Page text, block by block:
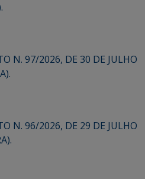
N. 97/2026, DE 30 DE JULHO
N. 96/2026, DE 29 DE JULHO